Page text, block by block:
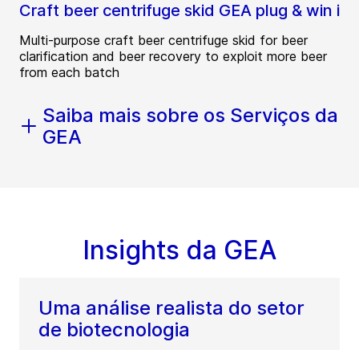
Craft beer centrifuge skid GEA plug & win i
Multi-purpose craft beer centrifuge skid for beer
clarification and beer recovery to exploit more beer
from each batch
Saiba mais sobre os Serviços da
GEA
Insights da GEA
Uma análise realista do setor
de biotecnologia